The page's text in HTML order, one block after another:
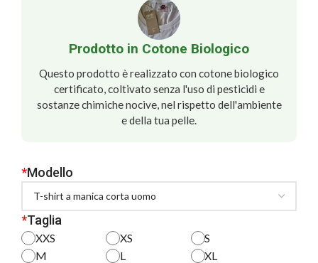
Prodotto in Cotone Biologico
Questo prodotto è realizzato con cotone biologico
certificato, coltivato senza l'uso di pesticidi e
sostanze chimiche nocive, nel rispetto dell'ambiente
e della tua pelle.
*Modello
*Taglia
XXS XS
S
M
L
XL